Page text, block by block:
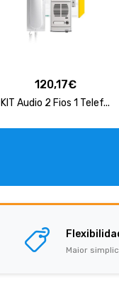
120,17€
KIT Audio 2 Fios 1 Telef...
Maior